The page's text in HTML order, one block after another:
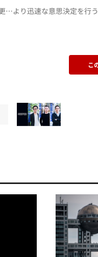
…より迅速な意思決定を行
こ